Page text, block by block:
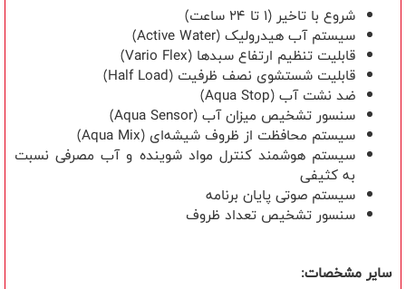
شروع با تاخیر (۱ تا ۲۴ ساعت)
سیستم آب هیدرولیک (Active Water
)
قابلیت تنظیم ارتفاع سبدها (Vario Flex
)
قابلیت شستشوی نصف ظرفیت (Half Load
)
ضد نشت آب (Aqua Stop
)
سنسور تشخیص میزان آب (Aqua Sensor
)
سیستم محافظت از ظروف شیشه‌ای (Aqua Mix
)
سیستم هوشمند کنترل مواد شوینده و آب مصرفی نسبت
به کثیفی
سیستم صوتی پایان برنامه
سنسور تشخیص تعداد ظروف
سایر مشخصات: